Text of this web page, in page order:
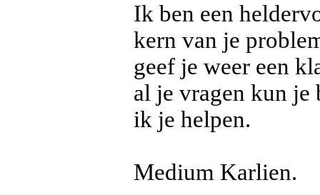
Ik ben een
kern van je
geef je weer een
al je vragen kun je
ik je helpen.
Medium Karlien.